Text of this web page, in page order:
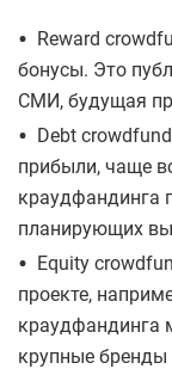
• Reward
бонусы. Это
СМИ, будущая
• Debt
прибыли, чаще
краудфандинга
планирующих
• Equity
проекте,
краудфандинга
крупные бренды